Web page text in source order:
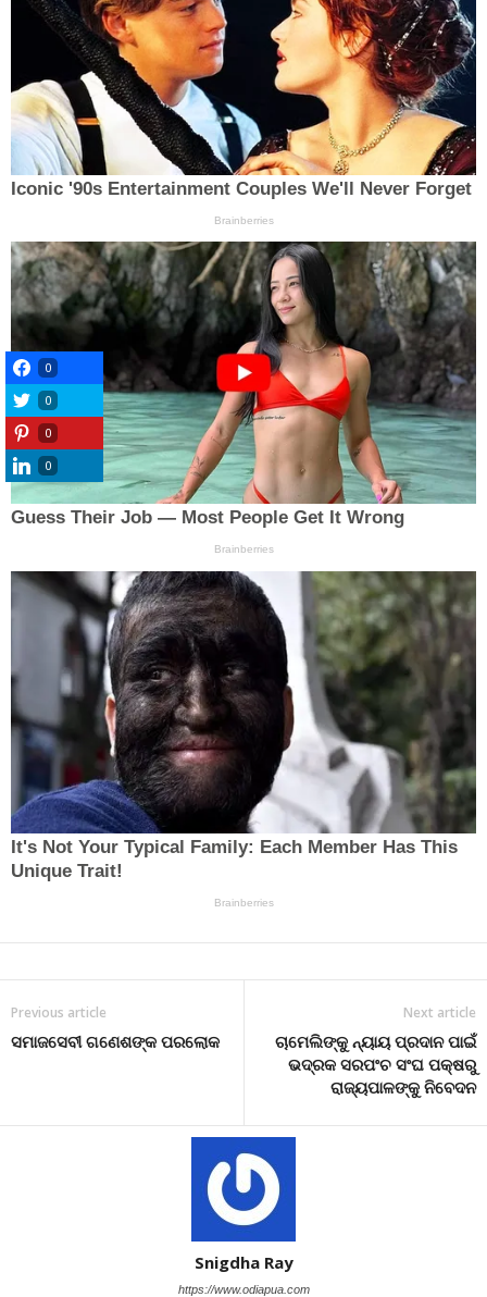
Previous article
ସମାଜସେବୀ ଗଣେଶଙ୍କ ପରଲୋକ
Next article
ଚାମେଲିଙ୍କୁ ନ୍ୟାୟ ପ୍ରଦାନ ପାଇଁ
ଭଦ୍ରକ ସରପଂଚ ସଂଘ ପକ୍ଷରୁ
ରାଜ୍ୟପାଳଙ୍କୁ ନିବେଦନ
Snigdha Ray
https://www.odiapua.com
0
0
0
0